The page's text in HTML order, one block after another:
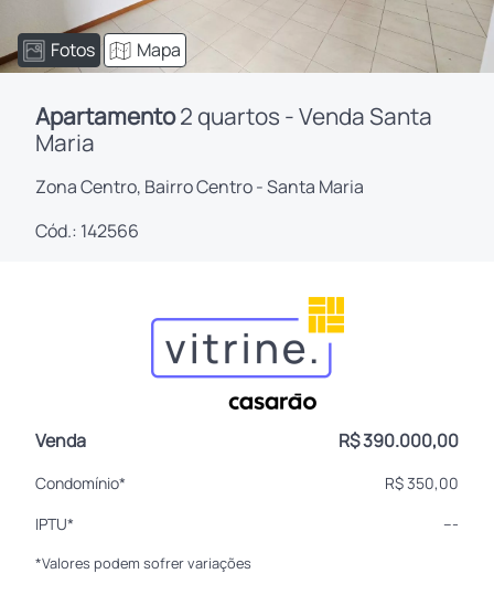
Fotos Mapa
Apartamento2 quartos - Venda Santa
Maria
Zona Centro, Bairro Centro - Santa Maria
Cód.: 142566
Venda R$ 390.000,00
Condomínio*
R$ 350,00
IPTU*
---
*Valores podem sofrer variações